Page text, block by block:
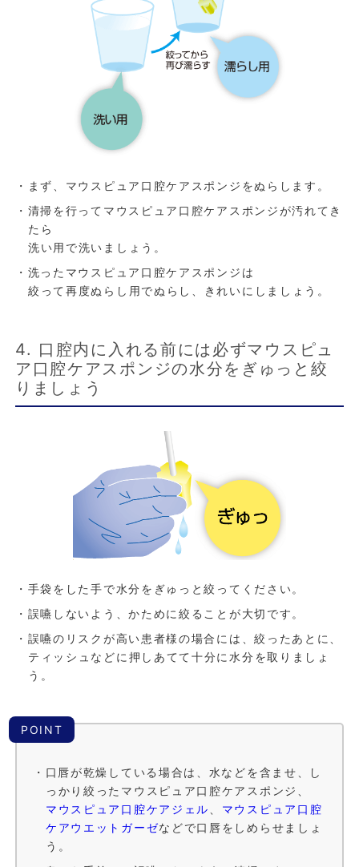
・まず、マウスピュア口腔ケアスポンジをぬらします。
・清掃を行ってマウスピュア口腔ケアスポンジが汚れてき
たら
洗い用で洗いましょう。
・洗ったマウスピュア口腔ケアスポンジは
絞って再度ぬらし用でぬらし、きれいにしましょう。
4. 口腔内に入れる前には必ずマウスピュ
ア口腔ケアスポンジの水分をぎゅっと絞
りましょう
・手袋をした手で水分をぎゅっと絞ってください。
・誤嚥しないよう、かために絞ることが大切です。
・誤嚥のリスクが高い患者様の場合には、絞ったあとに、
ティッシュなどに押しあてて十分に水分を取りましょ
う。
POINT
・口唇が乾燥している場合は、水などを含ませ、し
っかり絞ったマウスピュア口腔ケアスポンジ、
マウスピュア口腔ケアジェル
マウスピュア口腔
ケアウエットガーゼなどで口唇をしめらせましょ
う。